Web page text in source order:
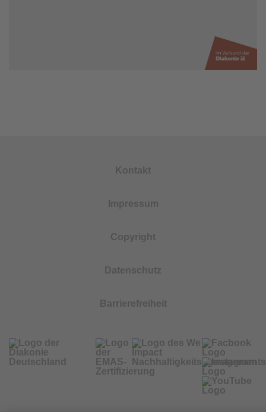
Kontakt
Impressum
Copyright
Datenschutz
Barrierefreiheit